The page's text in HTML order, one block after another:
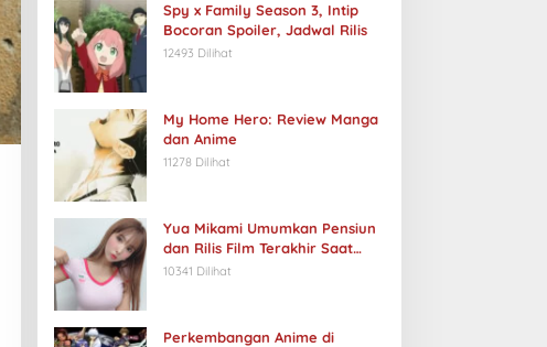
Spy x Family Season 3, Intip
Bocoran Spoiler, Jadwal Rilis
12493 Dilihat
My Home Hero: Review Manga
dan Anime
11278 Dilihat
Yua Mikami Umumkan Pensiun
dan Rilis Film Terakhir Saat
Ulang Tahun
10341 Dilihat
Perkembangan Anime di